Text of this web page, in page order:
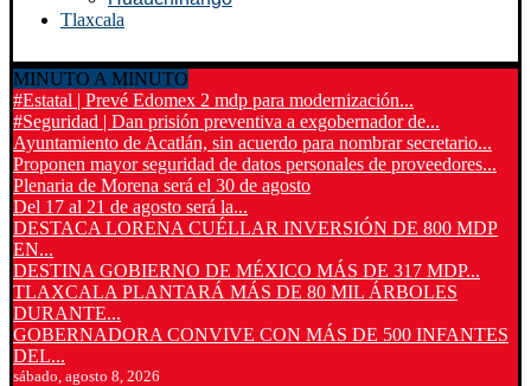
Tlaxcala
MINUTO A MINUTO
#Estatal | Prevé Edomex 2 mdp para modernización...
#Seguridad | Dan prisión preventiva a exgobernador de...
Ayuntamiento de Acatlán, sin acuerdo para nombrar secretario...
Proponen mayor seguridad de datos personales de proveedores...
Plenaria de Morena será el 30 de agosto
Del 17 al 21 de agosto será la...
DESTACA LORENA CUÉLLAR INVERSIÓN DE 800 MDP
EN...
DESTINA GOBIERNO DE MÉXICO MÁS DE 317 MDP...
TLAXCALA PLANTARÁ MÁS DE 80 MIL ÁRBOLES
DURANTE...
GOBERNADORA CONVIVE CON MÁS DE 500 INFANTES
DEL...
sábado, agosto 8, 2026